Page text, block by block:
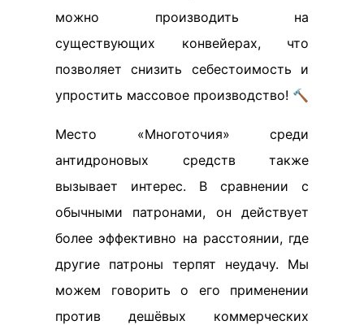
можно производить на
существующих конвейерах, что
позволяет снизить себестоимость и
упростить массовое производство! 🔨
Место «Многоточия» среди
антидроновых средств также
вызывает интерес. В сравнении с
обычными патронами, он действует
более эффективно на расстоянии, где
другие патроны терпят неудачу. Мы
можем говорить о его применении
против дешёвых коммерческих